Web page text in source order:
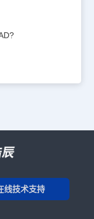
线技术支持